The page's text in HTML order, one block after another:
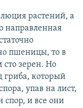
растений, а
направленная
пшеницы, то в
зерен. Но
гриба, который
упав на лист,
спор, и все они